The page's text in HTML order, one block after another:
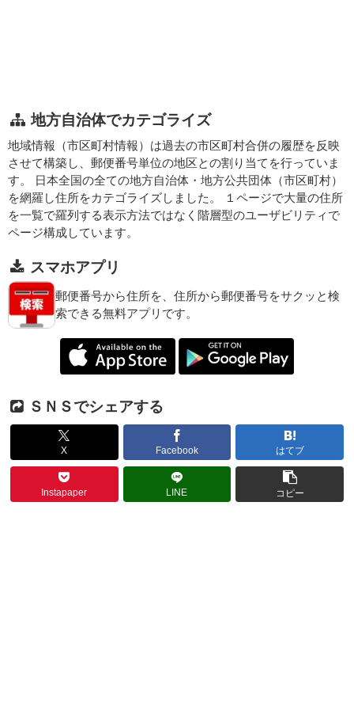
地方自治体でカテゴライズ
地域情報（市区町村情報）は過去の市区町村合併の履歴を反映
させて構築し、郵便番号単位の地区との割り当てを行っていま
す。 日本全国の全ての地方自治体・地方公共団体（市区町村）
を網羅し住所をカテゴライズしました。 １ページで大量の住所
を一覧で羅列する表示方法ではなく階層型のユーザビリティで
ページ構成しています。
スマホアプリ
郵便番号から住所を、住所から郵便番号をサクッと検
索できる無料アプリです。
ＳＮＳでシェアする
X Facebook はてブ
Instapaper LINE コピー